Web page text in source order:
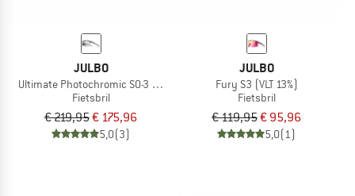
JULBO
Ultimate Photochromic S0-3 (VLT 8-85%)
Fietsbril
€ 219,95€ 175,96
5,0(3)
JULBO
Fury S3 (VLT 13%)
Fietsbril
€ 119,95€ 95,96
5,0(1)